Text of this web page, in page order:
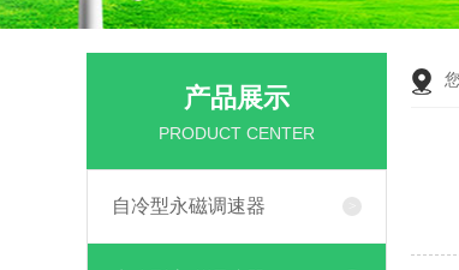
产品展示
PRODUCT CENTER
自冷型永磁调速器